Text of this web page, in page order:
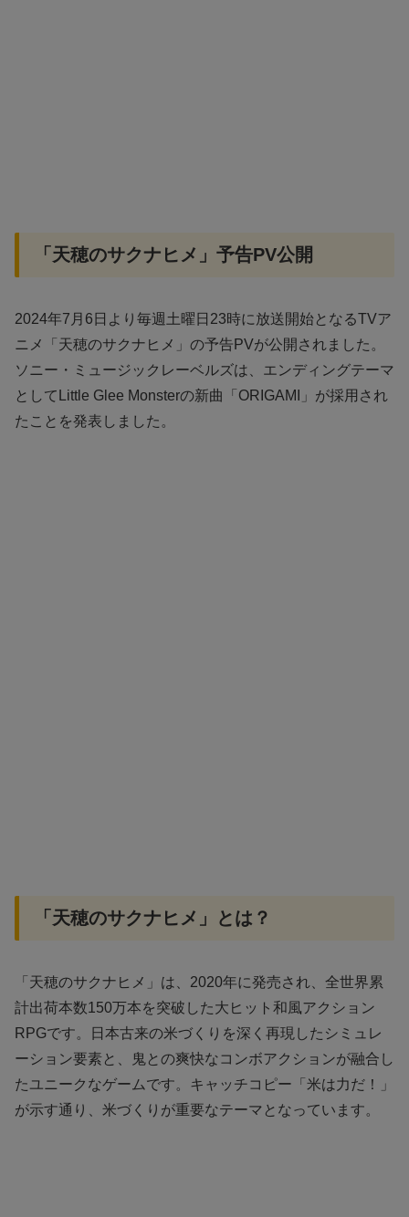
「天穂のサクナヒメ」予告PV公開
2024年7月6日より毎週土曜日23時に放送開始となるTVア
ニメ「天穂のサクナヒメ」の予告PVが公開されました。
ソニー・ミュージックレーベルズは、エンディングテーマ
としてLittle Glee Monsterの新曲「ORIGAMI」が採用され
たことを発表しました。
「天穂のサクナヒメ」とは？
「天穂のサクナヒメ」は、2020年に発売され、全世界累
計出荷本数150万本を突破した大ヒット和風アクション
RPGです。日本古来の米づくりを深く再現したシミュレ
ーション要素と、鬼との爽快なコンボアクションが融合し
たユニークなゲームです。キャッチコピー「米は力だ！」
が示す通り、米づくりが重要なテーマとなっています。